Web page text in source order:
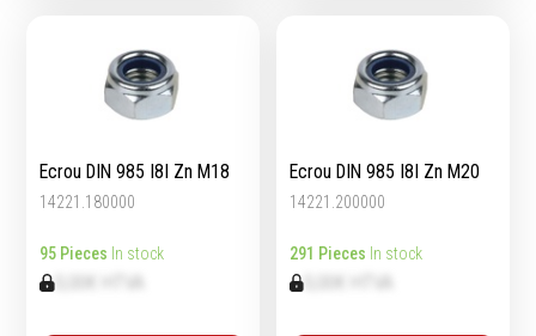
Ecrou DIN 985 I8I Zn M18
14221.180000
95 Pieces In stock
0,00€ HTVA
Ecrou DIN 985 I8I Zn M20
14221.200000
291 Pieces In stock